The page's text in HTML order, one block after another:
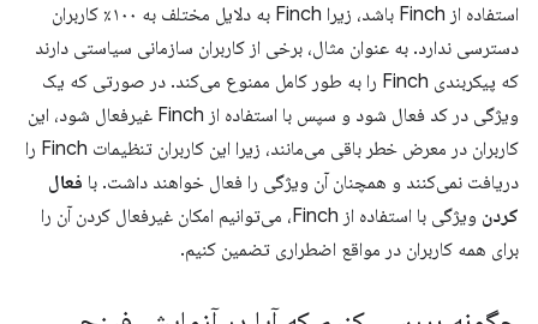
استفاده از Finch باشد، زیرا Finch به دلایل مختلف به ۱۰۰٪ کاربران
دسترسی ندارد. به عنوان مثال، برخی از کاربران سازمانی سیاستی دارند
که پیکربندی Finch را به طور کامل ممنوع می‌کند. در صورتی که یک
ویژگی در کد فعال شود و سپس با استفاده از Finch غیرفعال شود، این
کاربران در معرض خطر باقی می‌مانند، زیرا این کاربران تنظیمات Finch را
دریافت نمی‌کنند و همچنان آن ویژگی را فعال خواهند داشت. با فعال
کردن
ویژگی با استفاده از Finch، می‌توانیم امکان غیرفعال کردن آن را
برای همه کاربران در مواقع اضطراری تضمین کنیم.